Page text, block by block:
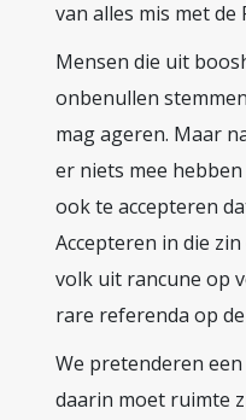
van alles mis met de
Mensen die uit
onbenullen
mag ageren. Maar
er niets mee hebben
ook te accepteren
Accepteren in die
volk uit rancune op
rare referenda op
We pretenderen
daarin moet ruimte